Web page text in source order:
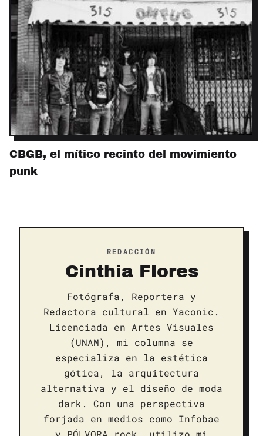
CBGB, el mítico recinto del movimiento
punk
REDACCIÓN
Cinthia Flores
Fotógrafa, Reportera y
Redactora cultural en Yaconic.
Licenciada en Artes Visuales
(UNAM), mi columna se
especializa en la estética
gótica, la arquitectura
alternativa y el diseño de moda
dark. Con una perspectiva
forjada en medios como Infobae